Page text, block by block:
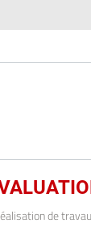
de